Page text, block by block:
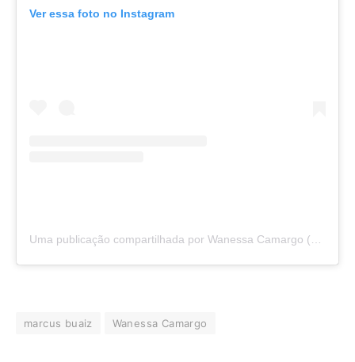
Ver essa foto no Instagram
Uma publicação compartilhada por Wanessa Camargo (@wanessa)
marcus buaiz Wanessa Camargo